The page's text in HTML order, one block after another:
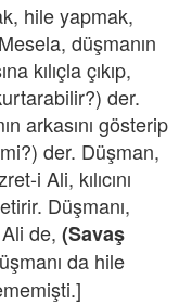
hile yapmak,
düşmanın
kılıçla çıkıp,
der.
arkasını gösterip
der. Düşman,
i Ali, kılıcını
Düşmanı,
de, (Savaş
da hile